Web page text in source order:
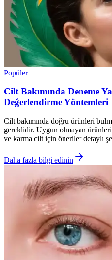
Popüler
Cilt Bakımında Deneme
Değerlendirme Yöntemleri
Cilt bakımında doğru ürünleri
gereklidir. Uygun olmayan
ve karma cilt için öneriler detaylı
Daha fazla bilgi edinin